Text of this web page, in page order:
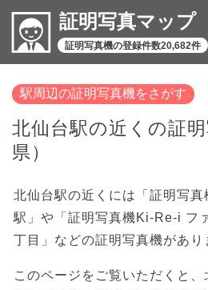
証明写真マップ
証明写真機の登録件数20,682件
駅周辺の証明写真機をさがす
北仙台駅の近くの証
県）
北仙台駅の近くには「証明写
駅」や「証明写真機Ki-Re-i フ
丁目」などの証明写真機があり
このページをご覧いただくと